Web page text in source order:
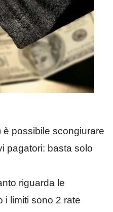
è possibile scongiurare
pagatori: basta solo
riguarda le
i limiti sono 2 rate